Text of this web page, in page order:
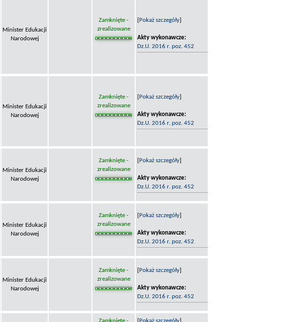
Minister Edukacji
Narodowej
Zamknięte -
zrealizowane
Pokaż szczegóły
Akty wykonawcze:
Dz.U. 2016 r. poz. 452
Minister Edukacji
Narodowej
Zamknięte -
zrealizowane
Pokaż szczegóły
Akty wykonawcze:
Dz.U. 2016 r. poz. 452
Minister Edukacji
Narodowej
Zamknięte -
zrealizowane
Pokaż szczegóły
Akty wykonawcze:
Dz.U. 2016 r. poz. 452
Minister Edukacji
Narodowej
Zamknięte -
zrealizowane
Pokaż szczegóły
Akty wykonawcze:
Dz.U. 2016 r. poz. 452
Minister Edukacji
Narodowej
Zamknięte -
zrealizowane
Pokaż szczegóły
Akty wykonawcze:
Dz.U. 2016 r. poz. 452